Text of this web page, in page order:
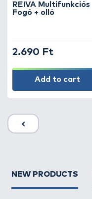
REIVA Multifunkciós
Fogó + olló
2.690 Ft
Add to cart
NEW PRODUCTS